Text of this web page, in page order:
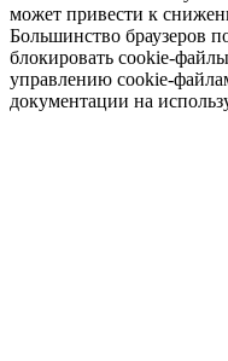
может привести к
Большинство браузеров
блокировать cookie-
управлению cookie-
документации на